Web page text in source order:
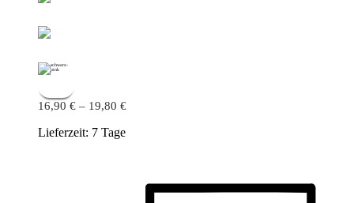
16,90 € – 19,80 €
Lieferzeit: 7 Tage